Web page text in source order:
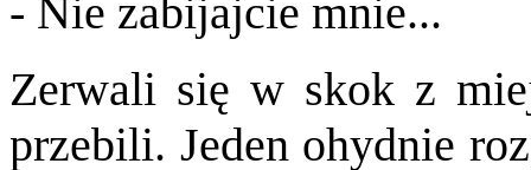
- Nie zabijajcie mnie...
Zerwali się w skok z
przebili. Jeden ohydnie